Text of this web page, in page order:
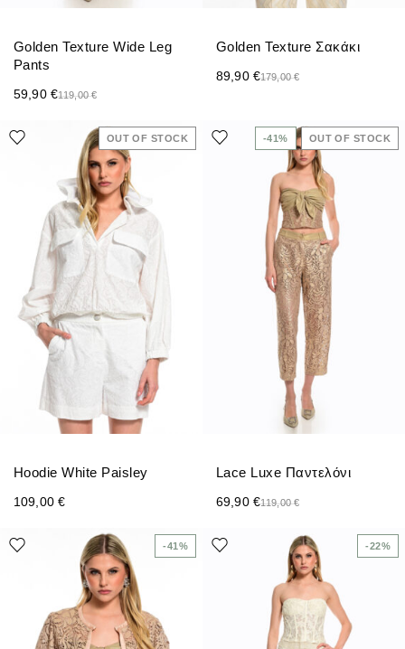
Golden Texture Wide Leg
Pants
119,00€
59,90 €
Golden Texture Σακάκι
179,00€
89,90 €
OUT OF STOCK
Hoodie White Paisley
109,00 €
-41% OUT OF STOCK
Lace Luxe Παντελόνι
119,00€
69,90 €
-41% -22%